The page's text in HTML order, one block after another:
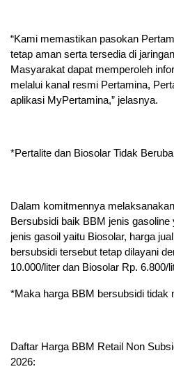
“Kami memastikan pasokan
tetap aman serta tersedia di
Masyarakat dapat memperoleh
melalui kanal resmi Pertamina,
aplikasi MyPertamina,” jelasnya.
*Pertalite dan Biosolar Tidak
Dalam komitmennya
Bersubsidi baik BBM jenis gasoline
jenis gasoil yaitu Biosolar, harga
bersubsidi tersebut tetap dilayani
10.000/liter dan Biosolar Rp. 6.800/
*Maka harga BBM bersubsidi tidak
Daftar Harga BBM Retail Non
2026: